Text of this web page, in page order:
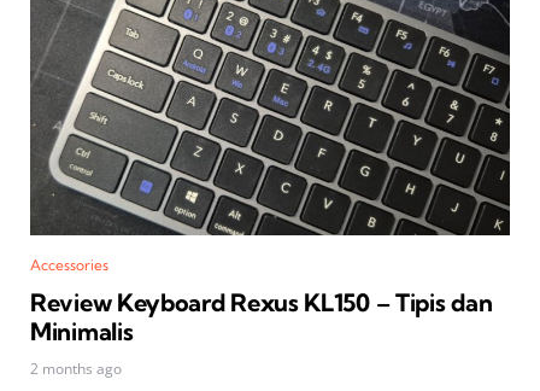
Accessories
Review Keyboard Rexus KL150 – Tipis dan
Minimalis
2 months ago